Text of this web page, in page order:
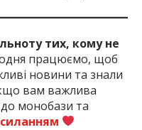
тих, кому не
працюємо, щоб
новини та знали
вам важлива
монобази та